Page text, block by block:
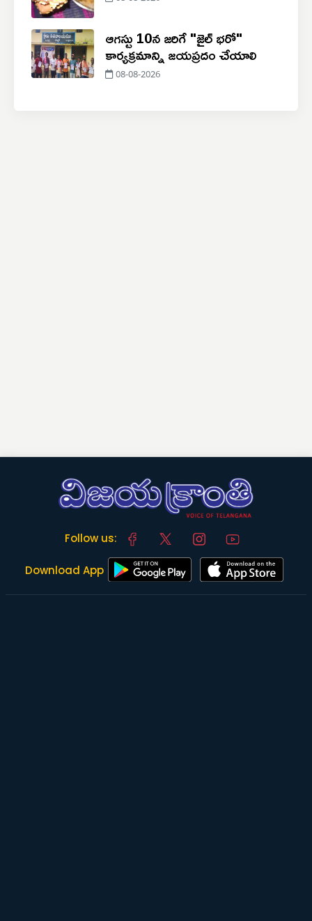
ఆగస్టు 10న జరిగే "జైల్ భరో"
కార్యక్రమాన్ని జయప్రదం చేయాలి
08-08-2026
Follow us:
Download App